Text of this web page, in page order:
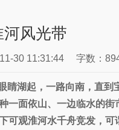
风光带
30 11:31:44 字数：
湖起，一路向南，直到
一面依山、一边临水的
观淮河水千舟竞发，可